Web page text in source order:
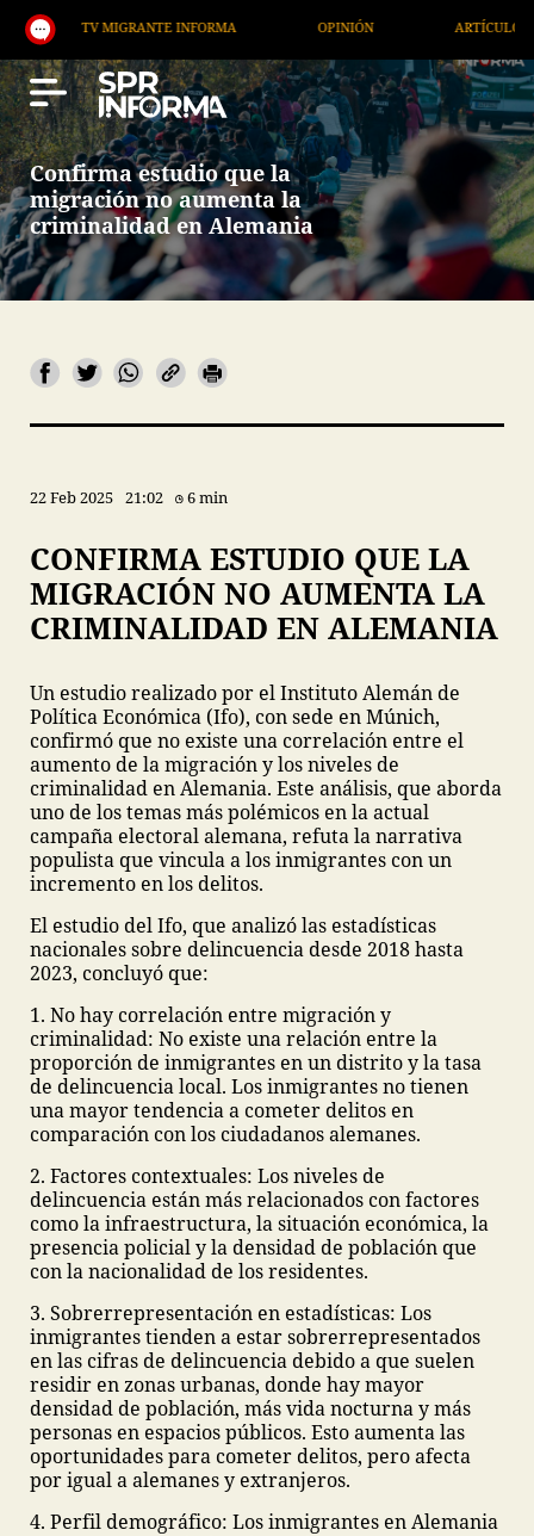
MIGRANTE INFORMA OPINIÓN ARTÍCULOS
Confirma estudio que la
migración no aumenta la
criminalidad en Alemania
22 Feb 2025 21:02 6 min
CONFIRMA ESTUDIO QUE LA
MIGRACIÓN NO AUMENTA LA
CRIMINALIDAD EN ALEMANIA
Un estudio realizado por el Instituto Alemán de
Política Económica (Ifo), con sede en Múnich,
confirmó que no existe una correlación entre el
aumento de la migración y los niveles de
criminalidad en Alemania. Este análisis, que aborda
uno de los temas más polémicos en la actual
campaña electoral alemana, refuta la narrativa
populista que vincula a los inmigrantes con un
incremento en los delitos.
El estudio del Ifo, que analizó las estadísticas
nacionales sobre delincuencia desde 2018 hasta
2023, concluyó que:
1. No hay correlación entre migración y
criminalidad: No existe una relación entre la
proporción de inmigrantes en un distrito y la tasa
de delincuencia local. Los inmigrantes no tienen
una mayor tendencia a cometer delitos en
comparación con los ciudadanos alemanes.
2. Factores contextuales: Los niveles de
delincuencia están más relacionados con factores
como la infraestructura, la situación económica, la
presencia policial y la densidad de población que
con la nacionalidad de los residentes.
3. Sobrerrepresentación en estadísticas: Los
inmigrantes tienden a estar sobrerrepresentados
en las cifras de delincuencia debido a que suelen
residir en zonas urbanas, donde hay mayor
densidad de población, más vida nocturna y más
personas en espacios públicos. Esto aumenta las
oportunidades para cometer delitos, pero afecta
por igual a alemanes y extranjeros.
4. Perfil demográfico: Los inmigrantes en Alemania